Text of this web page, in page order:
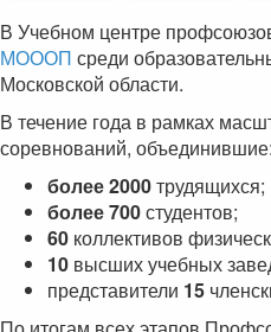
В Учебном центре
МОООП среди
Московской области.
В течение года в рамках
соревнований,
более 2000трудящихся;
более 700студентов;
60 коллективов
10 высших учебных
представители 15